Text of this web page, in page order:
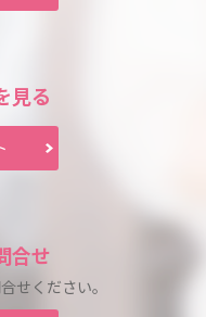
見る
合せ
せください。